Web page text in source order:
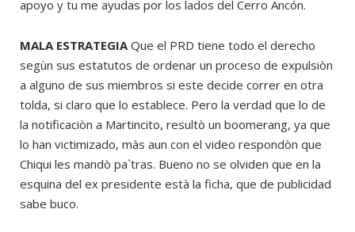
apoyo y tu me ayudas por los lados del Cerro Ancón.
MALA ESTRATEGIA Que el PRD tiene todo el derecho
segùn sus estatutos de ordenar un proceso de expulsiòn
a alguno de sus miembros si este decide correr en otra
tolda, si claro que lo establece. Pero la verdad que lo de
la notificaciòn a Martincito, resultò un boomerang, ya que
lo han victimizado, màs aun con el video respondòn que
Chiqui les mandò pa`tras. Bueno no se olviden que en la
esquina del ex presidente està la ficha, que de publicidad
sabe buco.